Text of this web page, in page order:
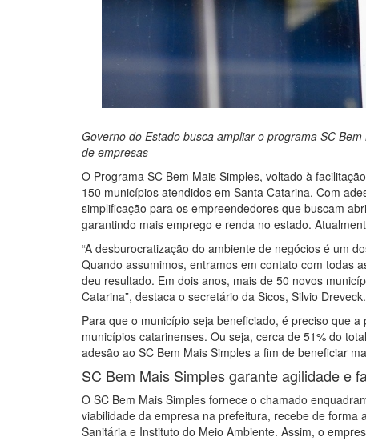
Governo do Estado busca ampliar o programa SC
de empresas
O Programa SC Bem Mais Simples, voltado à
150 municípios atendidos em Santa Catarina. Com
simplificação para os empreendedores que buscam
garantindo mais emprego e renda no estado.
“A desburocratização do ambiente de negócios é um
Quando assumimos, entramos em contato com todas
deu resultado. Em dois anos, mais de 50 novos
Catarina”, destaca o secretário da Sicos, Silvio Dreveck.
Para que o município seja beneficiado, é preciso que
municípios catarinenses. Ou seja, cerca de 51% do
adesão ao SC Bem Mais Simples a fim de beneficiar
SC Bem Mais Simples garante agilidade e
O SC Bem Mais Simples fornece o chamado
viabilidade da empresa na prefeitura, recebe de
Sanitária e Instituto do Meio Ambiente. Assim, o